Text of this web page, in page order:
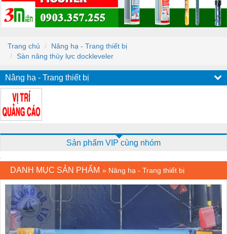
Trang chủ
Nâng hạ - Trang thiết bị
Sàn nâng thủy lực dockleveler
Nâng hạ - Trang thiết bị
Sản phẩm VIP cùng nhóm
DANH MỤC SẢN PHẨM » Nâng hạ - Trang thiết bị